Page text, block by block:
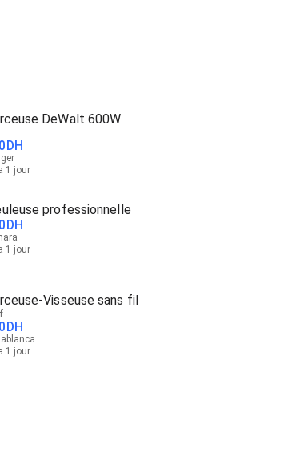
DeWalt 600W
DH
1 jour
professionnelle
DH
1 jour
Visseuse sans fil
DH
1 jour